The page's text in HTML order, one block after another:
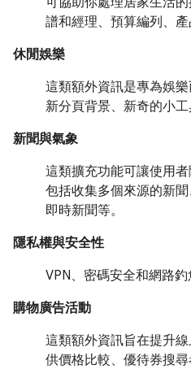
譜和經理、預算編列、產
休閒娛樂
這類額外資訊是專為娛
新分頁背景、新奇的小工
新聞與氣象
這類擴充功能可讓使用者
包括收集多個來源的新
即時新聞等。
隱私權與安全性
VPN、密碼安全和網路釣
購物廣告活動
這類額外資訊旨在提升
供價格比較、優待券搜